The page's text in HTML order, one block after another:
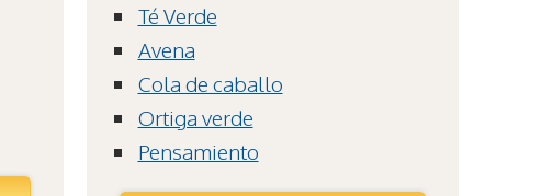
Té Verde
Avena
Cola de caballo
Ortiga verde
Pensamiento